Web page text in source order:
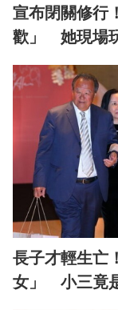
宣布閉關修行
歡」 她現場
長子才輕生亡
女」 小三竟